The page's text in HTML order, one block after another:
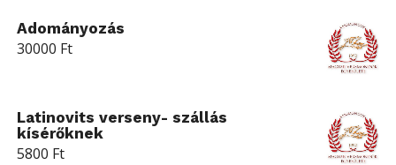
Adományozás
30000 Ft
Latinovits verseny- szállás
kísérőknek
5800 Ft